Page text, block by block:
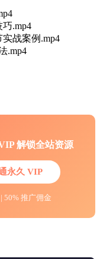
.mp4
战案例.mp4
.mp4
解锁全站资源
永久 VIP
50% 推广佣金